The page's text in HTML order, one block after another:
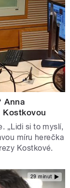
Anna
Kostkovou
„Lidi si to myslí,
míru herečka
Kostkové.
29 minut